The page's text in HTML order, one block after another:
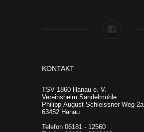
KONTAKT
TSV 1860 Hanau e. V.
Vereinsheim Sandelmühle
Philipp-August-Schleissner-Weg 2a
63452 Hanau
Telefon 06181 - 12560